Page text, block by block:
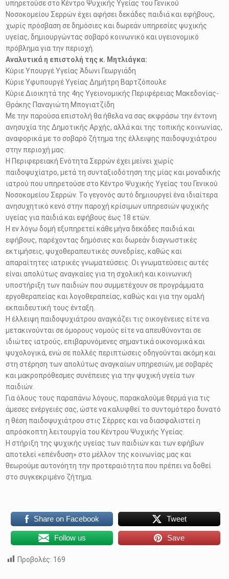
υπηρετούσε στο Κέντρο Ψυχικής Υγείας του Γενικού
Νοσοκομείου Σερρών έχει αφήσει δεκάδες παιδιά και εφήβους,
χωρίς πρόσβαση σε δημόσιες και δωρεάν υπηρεσίες ψυχικής
υγείας, δημιουργώντας σοβαρό κοινωνικό και υγειονομικό
πρόβλημα για την περιοχή.
Αναλυτικά η επιστολή της κ. Μητλιάγκα:
Κύριε Υπουργέ Υγείας Άδωνι Γεωργιάδη
Κύριε Υφυπουργέ Υγείας Δημήτρη Βαρτζόπουλε
Κύριε Διοικητά της 4ης Υγειονομικής Περιφέρειας Μακεδονίας-
Θράκης Παναγιώτη Μπογιατζίδη
Με την παρούσα επιστολή θα ήθελα να σας εκφράσω την έντονη
ανησυχία της Δημοτικής Αρχής, αλλά και της τοπικής κοινωνίας,
αναφορικά με το σοβαρό ζήτημα της έλλειψης παιδοψυχιάτρου
στην περιοχή μας.
Η Περιφερειακή Ενότητα Σερρών έχει μείνει χωρίς
παιδοψυχίατρο, μετά τη συνταξιοδότηση της μίας και μοναδικής
ιατρού που υπηρετούσε στο Κέντρο Ψυχικής Υγείας του Γενικού
Νοσοκομείου Σερρών. Το γεγονός αυτό δημιουργεί ένα ιδιαίτερα
ανησυχητικό κενό στην παροχή κρίσιμων υπηρεσιών ψυχικής
υγείας για παιδιά και εφήβους έως 18 ετών.
Η εν λόγω δομή εξυπηρετεί κάθε μήνα δεκάδες παιδιά και
εφήβους, παρέχοντας δημόσιες και δωρεάν διαγνωστικές
εκτιμήσεις, ψυχοθεραπευτικές συνεδρίες, καθώς και
απαραίτητες ιατρικές γνωματεύσεις. Οι γνωματεύσεις αυτές
είναι απολύτως αναγκαίες για τη σχολική και κοινωνική
υποστήριξη των παιδιών που συμμετέχουν σε προγράμματα
εργοθεραπείας και λογοθεραπείας, καθώς και για την ομαλή
εκπαιδευτική τους ένταξη.
Η έλλειψη παιδοψυχιάτρου αναγκάζει τις οικογένειες είτε να
μετακινούνται σε όμορους νομούς είτε να απευθύνονται σε
ιδιώτες ιατρούς, επιβαρυνόμενες σημαντικά οικονομικά και
ψυχολογικά, ενώ σε πολλές περιπτώσεις οδηγούνται ακόμη και
στη στέρηση των απολύτως αναγκαίων υπηρεσιών, με σοβαρές
και μακροπρόθεσμες συνέπειες για την ψυχική υγεία των
παιδιών.
Για όλους τους παραπάνω λόγους, παρακαλούμε θερμά για τις
άμεσες ενέργειές σας, ώστε να καλυφθεί το συντομότερο δυνατό
η θέση παιδοψυχιάτρου στις Σέρρες και να διασφαλιστεί η
απρόσκοπτη λειτουργία του Κέντρου Ψυχικής Υγείας.
Η στήριξη της ψυχικής υγείας των παιδιών και των εφήβων
αποτελεί «επένδυση» στο μέλλον της κοινωνίας μας και
θεωρούμε αυτονόητη την προτεραιότητα που πρέπει να δοθεί
στο συγκεκριμένο ζήτημα.
Share on Facebook Tweet
Follow us Save
Προβολές: 169